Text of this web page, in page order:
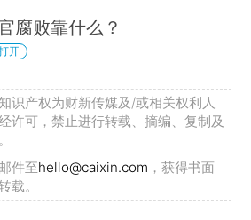
腐败靠什么？
开
识产权为财新传媒及/或相关权利人
许可，禁止进行转载、摘编、复制及
件至hello@caixin.com ，获得书面
载。